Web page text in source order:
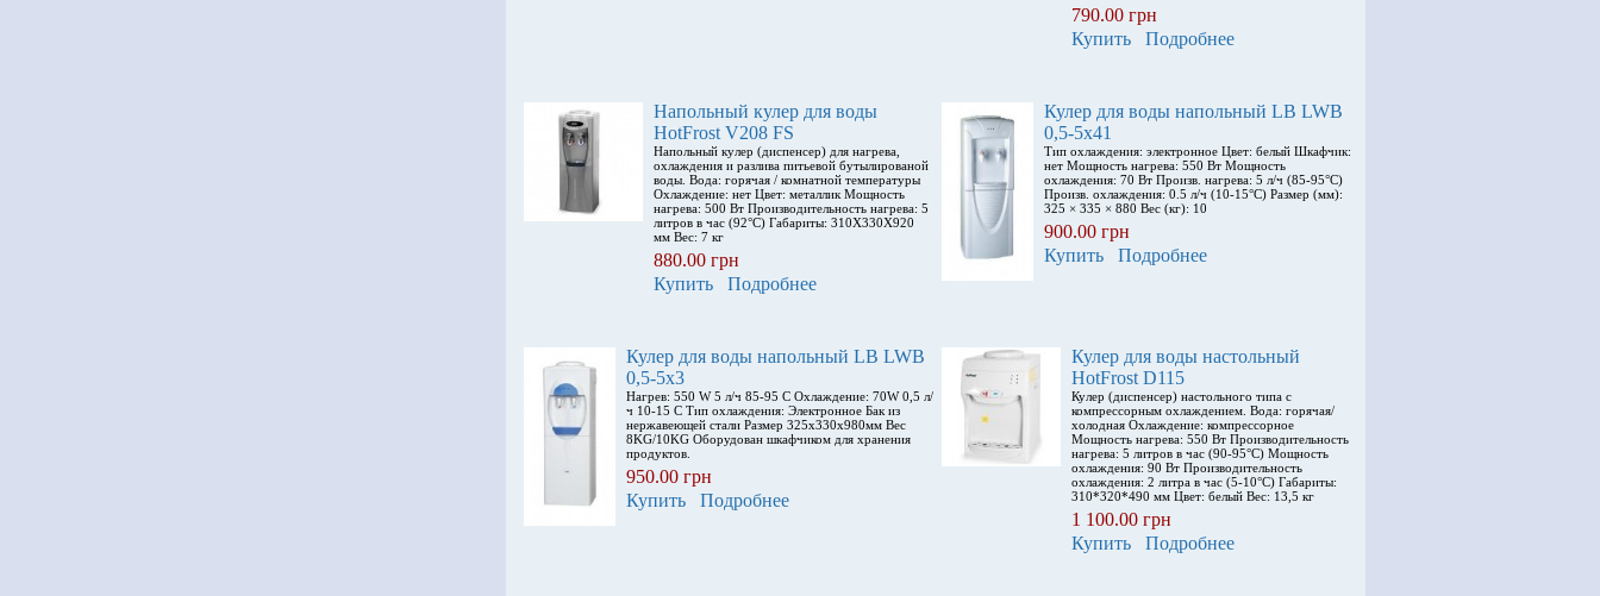
790.00 грн
Купить
Подробнее
Напольный кулер для воды
HotFrost V208 FS
Напольный кулер (диспенсер) для нагрева,
охлаждения и разлива питьевой бутылированой
воды. Вода: горячая / комнатной температуры
Охлаждение: нет Цвет: металлик Мощность
нагрева: 500 Вт Производительность нагрева: 5
литров в час (92°С) Габариты: 310X330X920
мм Вес: 7 кг
880.00 грн
Купить
Подробнее
Кулер для воды напольный LB LWB
0,5-5x41
Тип охлаждения: электронное Цвет: белый Шкафчик:
нет Мощность нагрева: 550 Вт Мощность
охлаждения: 70 Вт Произв. нагрева: 5 л/ч (85-95°C)
Произв. охлаждения: 0.5 л/ч (10-15°C) Размер (мм):
325 × 335 × 880 Вес (кг): 10
900.00 грн
Купить
Подробнее
Кулер для воды напольный LB LWB
0,5-5x3
Нагрев: 550 W 5 л/ч 85-95 С Охлаждение: 70W 0,5 л/
ч 10-15 С Тип охлаждения: Электронное Бак из
нержавеющей стали Размер 325х330х980мм Вес
8KG/10KG Оборудован шкафчиком для хранения
продуктов.
950.00 грн
Купить
Подробнее
Кулер для воды настольный
HotFrost D115
Кулер (диспенсер) настольного типа с
компрессорным охлаждением. Вода: горячая/
холодная Охлаждение: компрессорное
Мощность нагрева: 550 Вт Производительность
нагрева: 5 литров в час (90-95°С) Мощность
охлаждения: 90 Вт Производительность
охлаждения: 2 литра в час (5-10°С) Габариты:
310*320*490 мм Цвет: белый Вес: 13,5 кг
1 100.00 грн
Купить
Подробнее